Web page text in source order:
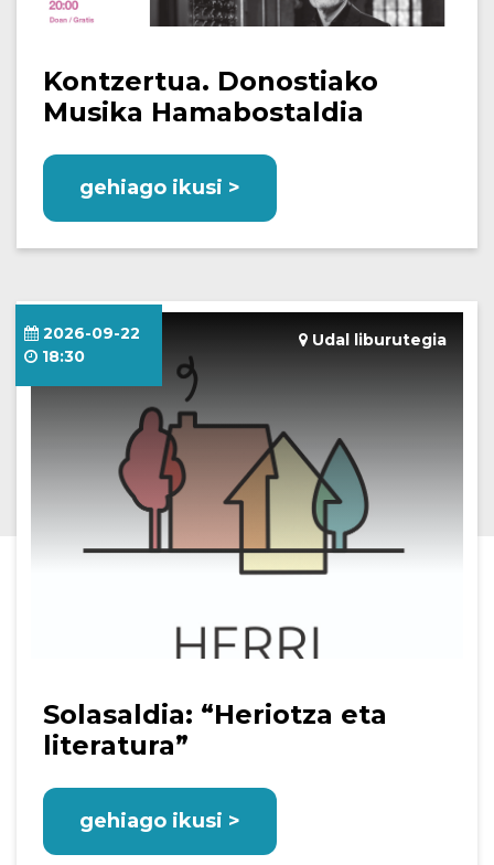
Kontzertua. Donostiako
Musika Hamabostaldia
gehiago ikusi >
Udal liburutegia
2026-09-22
18:30
Solasaldia: “Heriotza eta
literatura”
gehiago ikusi >